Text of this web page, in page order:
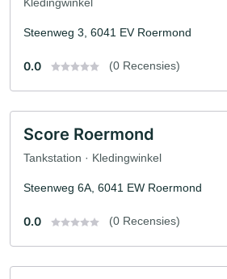
Steenweg 3, 6041 EV Roermond
0.0 (0 Recensies)
Score Roermond
Tankstation · Kledingwinkel
Steenweg 6A, 6041 EW Roermond
0.0 (0 Recensies)